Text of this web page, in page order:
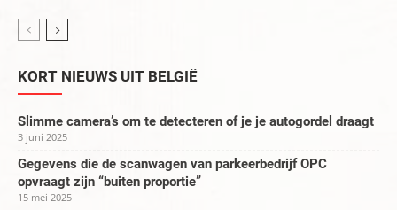
KORT NIEUWS UIT BELGIË
Slimme camera’s om te detecteren of je je autogordel draagt
3 juni 2025
Gegevens die de scanwagen van parkeerbedrijf OPC
opvraagt zijn “buiten proportie”
15 mei 2025